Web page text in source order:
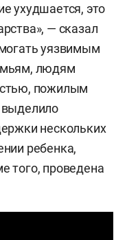
ухудшается, это
— сказал
уязвимым
людям
пожилым
выделило
нескольких
ребенка,
того, проведена